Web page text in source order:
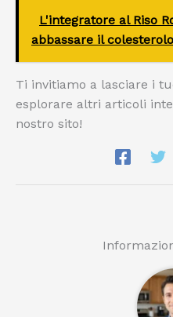
L'integratore al Riso
abbassare il colesterolo
Ti invitiamo a lasciare i
esplorare altri articoli
nostro sito!